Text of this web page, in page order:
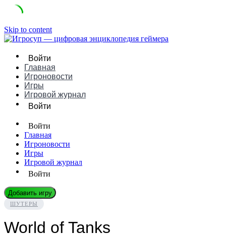
Skip to content
Войти
Главная
Игроновости
Игры
Игровой журнал
Войти
Войти
Главная
Игроновости
Игры
Игровой журнал
Войти
Добавить игру
ШУТЕРЫ
World of Tanks